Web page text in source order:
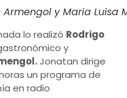
y Maria Luisa
lo realizó Rodrigo
y
Jonatan dirige
un programa de
en radio